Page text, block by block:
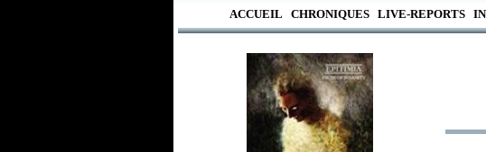
ACCUEIL CHRONIQUES LIVE-REPORTS